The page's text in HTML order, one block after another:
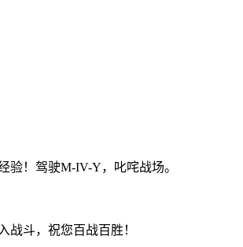
验！驾驶M-IV-Y，叱咤战场。
战斗，祝您百战百胜！